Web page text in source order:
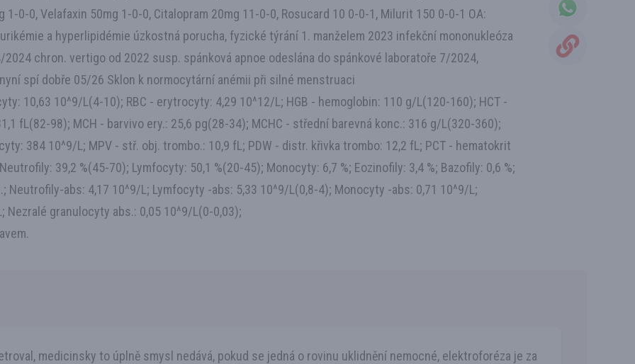
1-0-0, Velafaxin 50mg 1-0-0, Citalopram 20mg 11-0-0, Rosucard 10 0-0-1, Milurit 150 0-0-1 OA:
a hyperlipidémie úzkostná porucha, fyzické týrání 1. manželem 2023 infekční mononukleóza
chron. vertigo od 2022 susp. spánková apnoe odeslána do spánkové laboratoře 7/2024,
spí dobře 05/26 Sklon k normocytární anémii při silné menstruaci
10,63 10^9/L(4-10); RBC - erytrocyty: 4,29 10^12/L; HGB - hemoglobin: 110 g/L(120-160); HCT -
fL(82-98); MCH - barvivo ery.: 25,6 pg(28-34); MCHC - střední barevná konc.: 316 g/L(320-360);
384 10^9/L; MPV - stř. obj. trombo.: 10,9 fL; PDW - distr. křivka trombo: 12,2 fL; PCT - hematokrit
39,2 %(45-70); Lymfocyty: 50,1 %(20-45); Monocyty: 6,7 %; Eozinofily: 3,4 %; Bazofily: 0,6 %;
Neutrofily-abs: 4,17 10^9/L; Lymfocyty -abs: 5,33 10^9/L(0,8-4); Monocyty -abs: 0,71 10^9/L;
Nezralé granulocyty abs.: 0,05 10^9/L(0-0,03);
medicinsky to úplně smysl nedává, pokud se jedná o rovinu uklidnění nemocné, elektroforéza je za